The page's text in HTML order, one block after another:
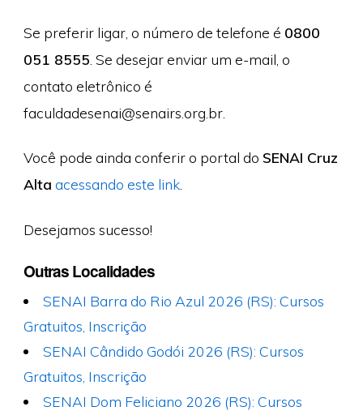
Se preferir ligar, o número de telefone é 0800
051 8555 . Se desejar enviar um e-mail, o
contato eletrônico é
faculdadesenai@senairs.org.br.
Você pode ainda conferir o portal do SENAI Cruz
Alta acessando este link.
Desejamos sucesso!
Outras Localidades
SENAI Barra do Rio Azul 2026 (RS): Cursos
Gratuitos, Inscrição
SENAI Cândido Godói 2026 (RS): Cursos
Gratuitos, Inscrição
SENAI Dom Feliciano 2026 (RS): Cursos